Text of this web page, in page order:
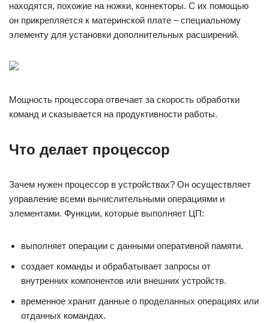
находятся, похожие на ножки, коннекторы. С их помощью
он прикрепляется к материнской плате – специальному
элементу для установки дополнительных расширений.
Мощность процессора отвечает за скорость обработки
команд и сказывается на продуктивности работы.
Что делает процессор
Зачем нужен процессор в устройствах? Он осуществляет
управление всеми вычислительными операциями и
элементами. Функции, которые выполняет ЦП:
выполняет операции с данными оперативной памяти.
создает команды и обрабатывает запросы от
внутренних компонентов или внешних устройств.
временное хранит данные о проделанных операциях или
отданных командах.